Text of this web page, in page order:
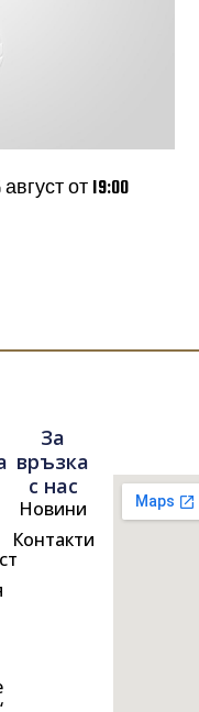
от 19:00
За
връзка
с нас
Новини
Контакти